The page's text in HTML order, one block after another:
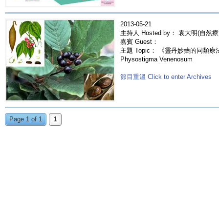
2013-05-21
主持人 Hosted by： 袁大明(自然
嘉賓 Guest：
主題 Topic： 《靈丹妙藥的同類療
Physostigma Venenosum
節目重溫 Click to enter Archives
Page 1 of 1 1